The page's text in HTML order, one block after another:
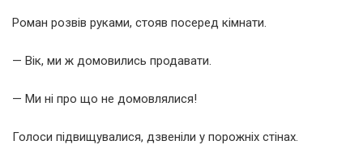
Роман розвів руками, стояв посеред кімнати.
— Вік, ми ж домовились продавати.
— Ми ні про що не домовлялися!
Голоси підвищувалися, дзвеніли у порожніх стінах.